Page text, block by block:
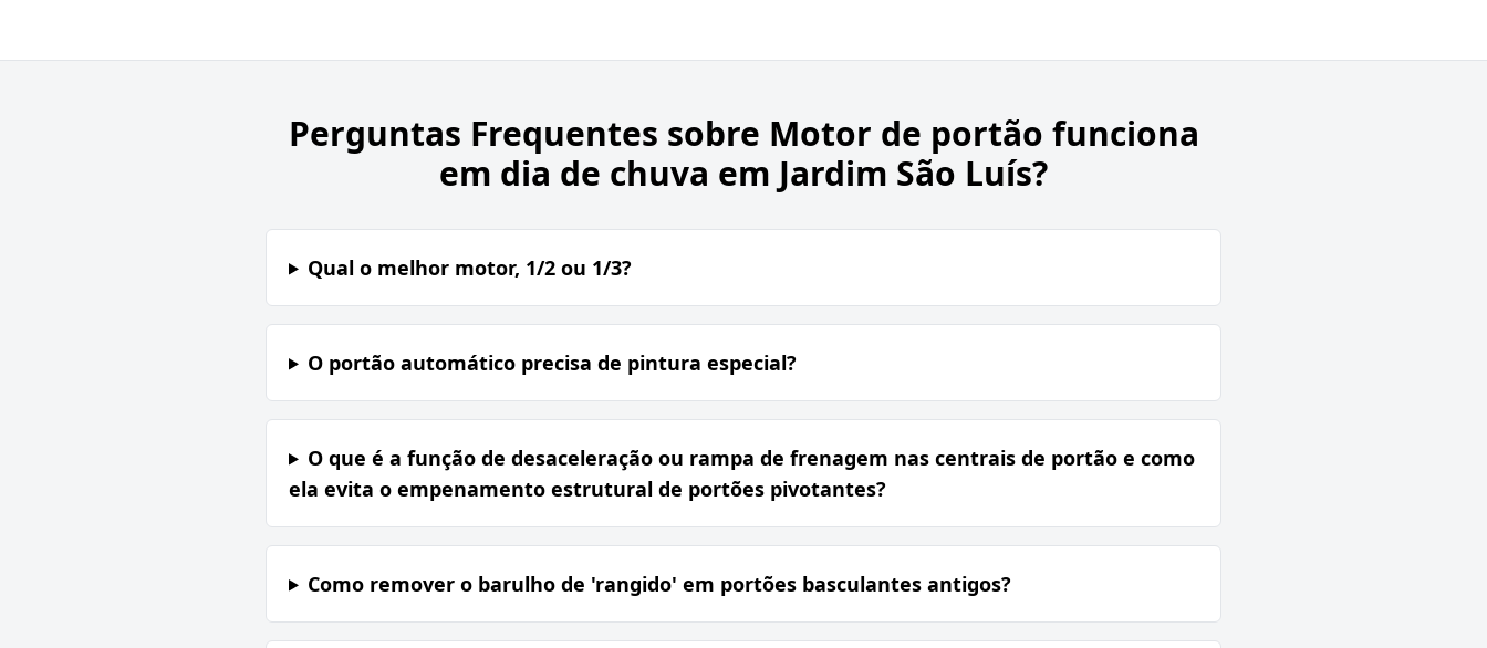
Perguntas Frequentes sobre Motor de portão funciona
em dia de chuva em Jardim São Luís?
Qual o melhor motor, 1/2 ou 1/3?
O portão automático precisa de pintura especial?
O que é a função de desaceleração ou rampa de frenagem nas centrais de portão e como
ela evita o empenamento estrutural de portões pivotantes?
Como remover o barulho de 'rangido' em portões basculantes antigos?